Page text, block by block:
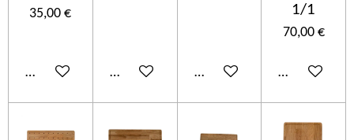
35,00 €
Añadir al carritoAñadir al carritoAñadir al carrito
1/1
70,00 €
Añadir al